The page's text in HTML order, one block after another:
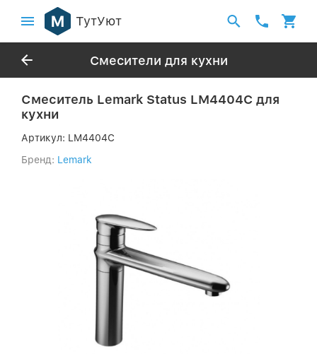
ТутУют
Смесители для кухни
Смеситель Lemark Status LM4404C для
кухни
Артикул: LM4404C
Бренд: Lemark